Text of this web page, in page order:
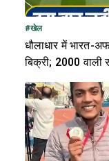
#खेल
धौलाधार में भारत-
बिक्री; 2000 वाली